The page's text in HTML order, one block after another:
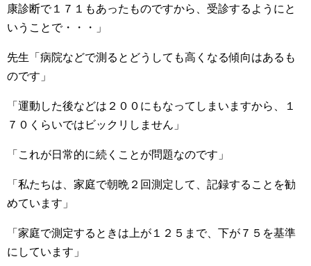
康診断で１７１もあったものですから、受診するようにと
いうことで・・・」
先生「病院などで測るとどうしても高くなる傾向はあるも
のです」
「運動した後などは２００にもなってしまいますから、１
７０くらいではビックリしません」
「これが日常的に続くことが問題なのです」
「私たちは、家庭で朝晩２回測定して、記録することを勧
めています」
「家庭で測定するときは上が１２５まで、下が７５を基準
にしています」